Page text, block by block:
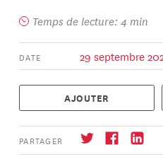
Temps de lecture: 4 min
DATE 29 septembre
AJOUTER
PARTAGER